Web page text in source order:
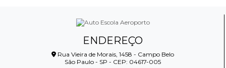
ENDEREÇO
Rua Vieira de Morais, 1458 - Campo Belo
São Paulo - SP - CEP: 04617-005